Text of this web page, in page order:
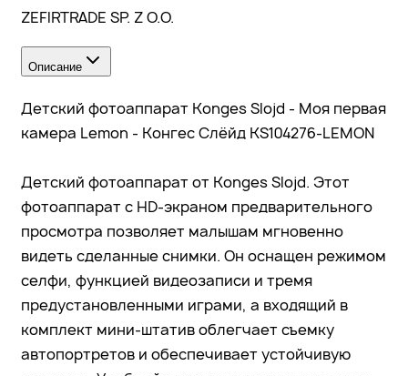
ZEFIRTRADE SP. Z O.O.
Описание
Детский фотоаппарат Konges Slojd - Моя первая
камера Lemon - Конгес Слёйд KS104276-LEMON
Детский фотоаппарат от Konges Slojd. Этот
фотоаппарат с HD-экраном предварительного
просмотра позволяет малышам мгновенно
видеть сделанные снимки. Он оснащен режимом
селфи, функцией видеозаписи и тремя
предустановленными играми, а входящий в
комплект мини-штатив облегчает съемку
автопортретов и обеспечивает устойчивую